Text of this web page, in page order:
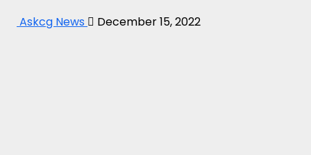
Askcg News December 15, 2022